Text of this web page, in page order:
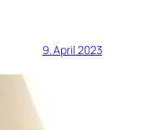
9. April 2023